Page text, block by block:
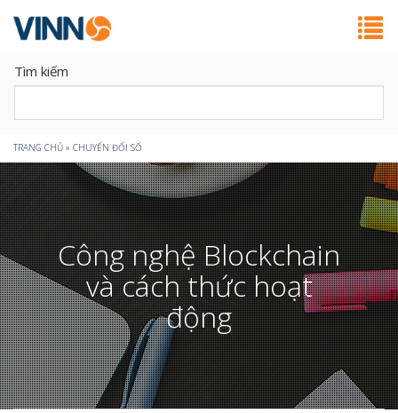
Tìm kiếm
Bạn
đang
ở
đây
TRANG CHỦ » CHUYỂN ĐỔI SỐ
Công nghệ Blockchain
và cách thức hoạt
động